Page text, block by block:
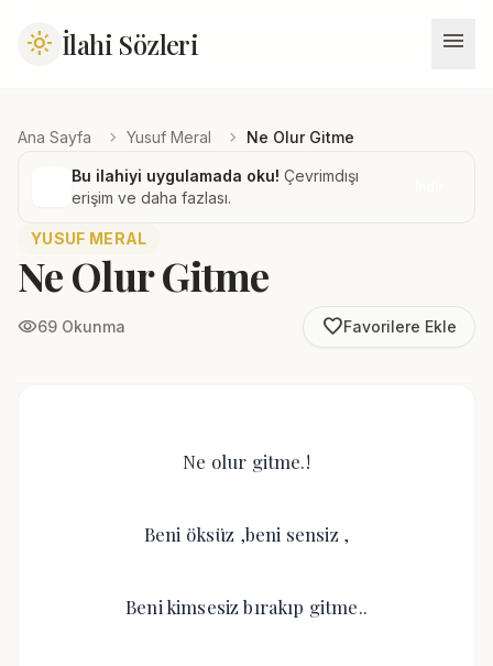
light_mode İlahi Sözleri menu
Ana Sayfa chevron_right Yusuf Meral chevron_right Ne Olur Gitme
Bu ilahiyi uygulamada oku! Çevrimdışı
erişim ve daha fazlası.
YUSUF MERAL
Ne Olur Gitme
visibility69 Okunma favorite_borderFavorilere Ekle
Ne olur gitme.!
Beni öksüz ,beni sensiz ,
Beni kimsesiz bırakıp gitme..